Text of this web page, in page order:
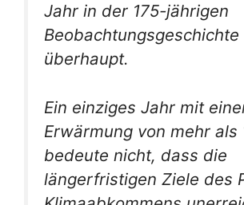
Jahr in der 175-jährigen
Beobachtungsgeschichte
überhaupt.
Ein einziges Jahr mit
Erwärmung von mehr als
bedeute nicht, dass die
längerfristigen Ziele des